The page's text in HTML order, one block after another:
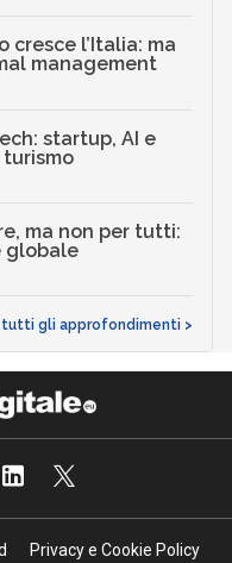
cresce l’Italia: ma
management
startup, AI e
ma non per tutti:
globale
tutti gli approfondimenti >
Privacy e Cookie Policy